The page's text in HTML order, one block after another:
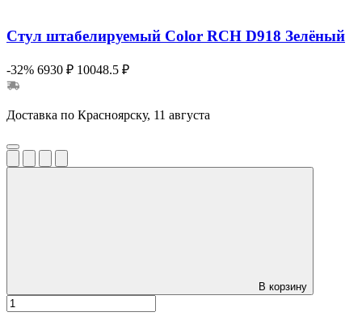
Стул штабелируемый Color RCH D918 Зелёный
-32% 6930 ₽ 10048.5 ₽
Доставка по Красноярску, 11 августа
В корзину